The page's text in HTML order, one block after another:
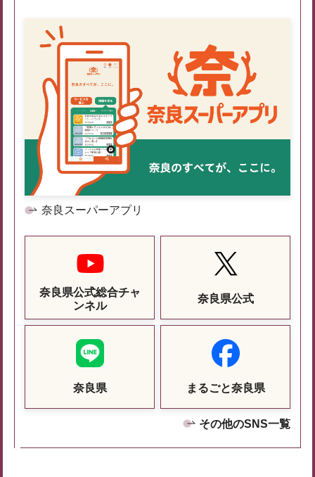
奈良スーパーアプリ
奈良県公式総合チャ
ンネル
奈良県公式
奈良県 まるごと奈良県
その他のSNS一覧